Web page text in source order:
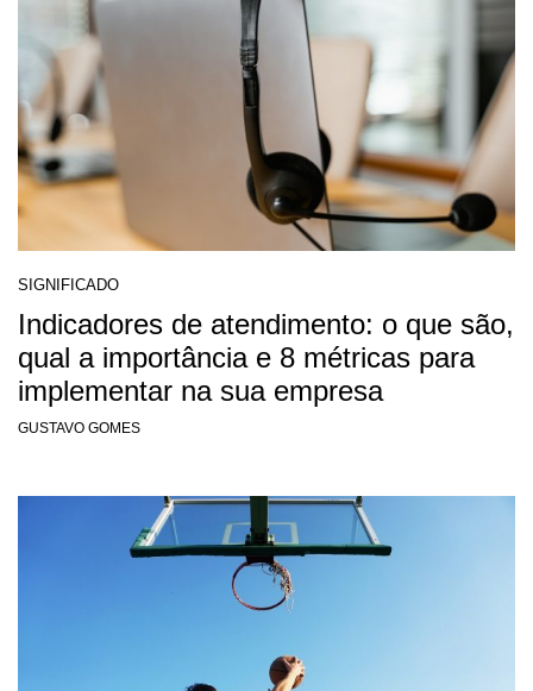
SIGNIFICADO
Indicadores de atendimento: o que são,
qual a importância e 8 métricas para
implementar na sua empresa
GUSTAVO GOMES